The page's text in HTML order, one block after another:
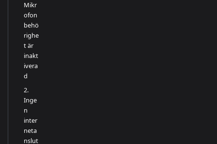
Mikr
ofon
behö
righe
t är
inakt
ivera
d
2.
Inge
n
inter
neta
nslut